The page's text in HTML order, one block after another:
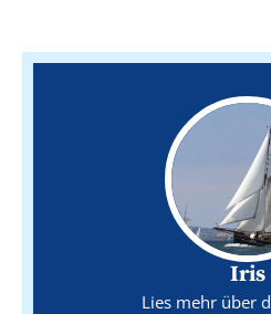
Iris
Lies mehr über